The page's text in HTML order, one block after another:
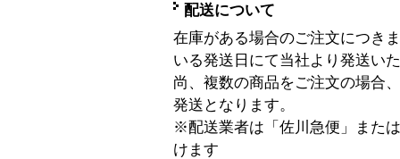
配送について
在庫がある場合のご注文につき
いる発送日にて当社より発送い
尚、複数の商品をご注文の場合
発送となります。
※配送業者は「佐川急便」また
けます